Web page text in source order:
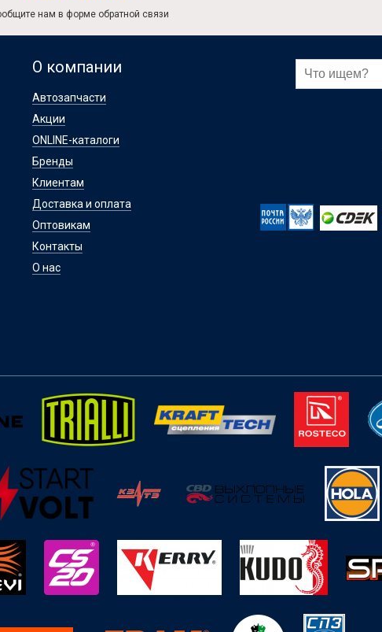
нам в форме обратной связи
О компании
Автозапчасти
Акции
ONLINE-каталоги
Бренды
Клиентам
Доставка и оплата
Оптовикам
Контакты
О нас